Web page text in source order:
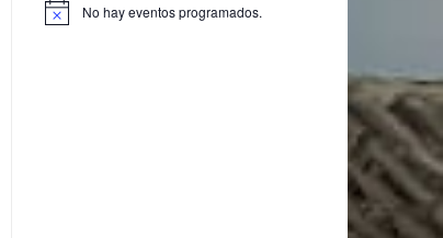
No hay eventos programados.